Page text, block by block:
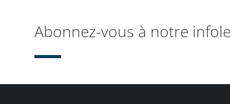
Abonnez-vous à notre